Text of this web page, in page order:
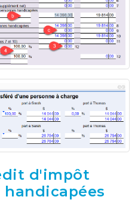
d'impôt
handicapées